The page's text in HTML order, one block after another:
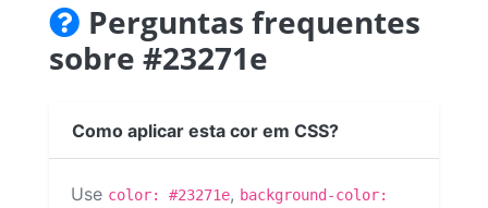
Perguntas frequentes
sobre #23271e
Como aplicar esta cor em CSS?
Use color: #23271e, background-color: